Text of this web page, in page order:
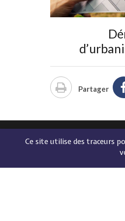
Ce site utilise des traceurs
Imprimer
page
Partager